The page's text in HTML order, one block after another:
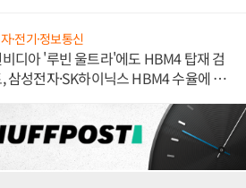
·전기·정보통신
디아 '루빈 울트라'에도 HBM4 탑재 검
삼성전자·SK하이닉스 HBM4 수율에 주